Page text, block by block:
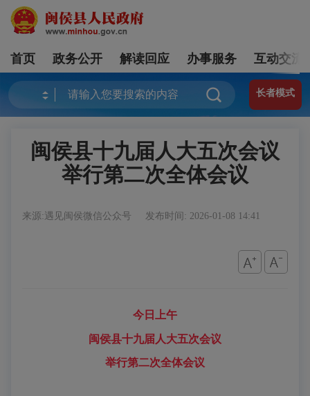
首页 政务公开 解读回应 办事服务 互动交流
长者模式
闽侯县十九届人大五次会议
举行第二次全体会议
来源:遇见闽侯微信公众号 发布时间: 2026-01-08 14:41
今日上午
闽侯县十九届人大五次会议
举行第二次全体会议